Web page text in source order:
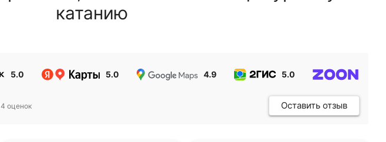
катанию
5.0 5.0 4.9 5.0
оценок Оставить отзыв